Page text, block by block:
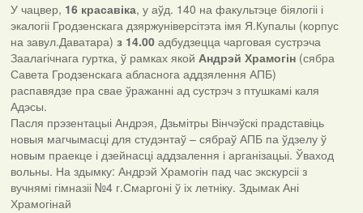
У чацвер, 16 красавіка, у аўд. 140 на факультэце біялогіі і
экалогіі Гродзенскага дзяржуніверсітэта імя Я.Купалы (корпус
на завул.Даватара) з 14.00 адбудзецца чарговая сустрэча
Заалагічнага гуртка, ў рамках якой Андрэй Храмогін (сябра
Савета Гродзенскага абласнога аддзялення АПБ)
распавядзе пра свае ўражанні ад сустрэч з птушкамі каля
Адэсы.
Пасля прэзентацыі Андрэя, Дзьмітры Вінчэўскі прадставіць
новыя магчымасці для студэнтаў – сябраў АПБ па ўдзелу ў
новым праекце і дзейнасці аддзалення і арганізацыі. Ўваход
вольны. На здымку: Андрэй Храмогін пад час экскурсіі з
вучнямі гімназіі №4 г.Смаргоні ў іх летніку. Здымак Ані
Храмогінай